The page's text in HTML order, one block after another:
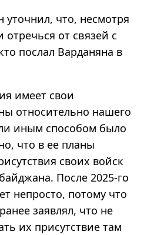
уточнил, что, несмотря
от связей с
послал Варданяна в
имеет свои
относительно нашего
иным способом было
что в ее планы
своих войск
После 2025-го
непросто, потому что
заявлял, что не
их присутствие там